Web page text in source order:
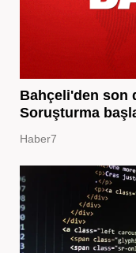
Bahçeli'den son
Soruşturma
Haber7